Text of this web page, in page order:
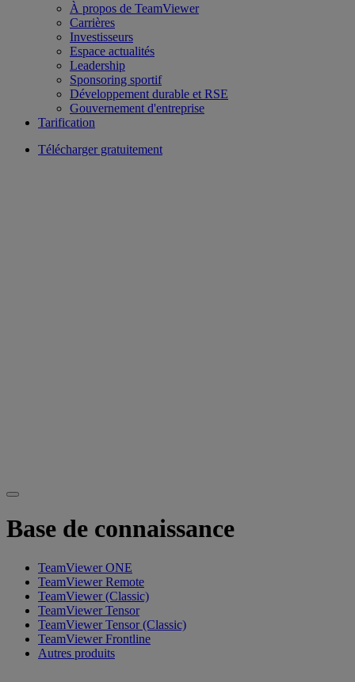
À propos de TeamViewer
Carrières
Investisseurs
Espace actualités
Leadership
Sponsoring sportif
Développement durable et RSE
Gouvernement d'entreprise
Tarification
Télécharger gratuitement
Base de connaissance
TeamViewer ONE
TeamViewer Remote
TeamViewer (Classic)
TeamViewer Tensor
TeamViewer Tensor (Classic)
TeamViewer Frontline
Autres produits